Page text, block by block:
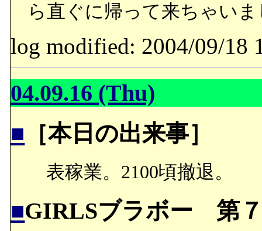
ら直ぐに帰って来ちゃい
log modified: 2004/09/18
04.09.16 (Thu)
■ ［本日の出来事］
表稼業。2100頃撤退。
■GIRLSブラボー 第